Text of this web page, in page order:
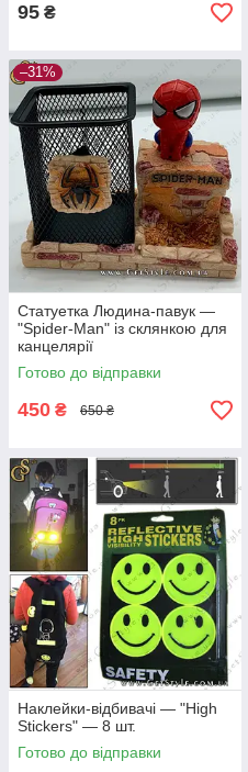
95 ₴
–31%
Статуетка Людина-павук —
"Spider-Man" із склянкою для
канцелярії
Готово до відправки
450 ₴ 650 ₴
Наклейки-відбивачі — "High
Stickers" — 8 шт.
Готово до відправки